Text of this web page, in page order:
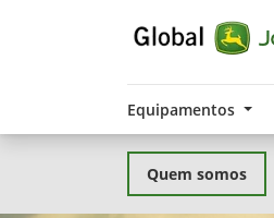
Equipamentos
Quem somos